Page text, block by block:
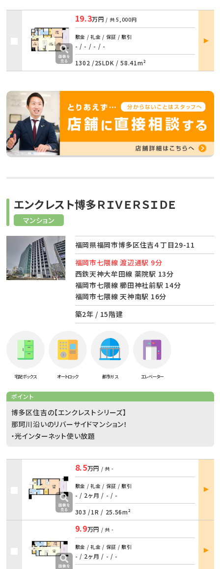
19.3万円 / 共5,000円
敷金 / 礼金 / 保証 / 敷引
- / - / - / -
1302 /2SLDK /58.41m²
部屋
詳細
マンション
エンクレスト博多ＲＩＶＥＲＳＩＤＥ
福岡県福岡市博多区住吉４丁目29-11
福岡市七隈線 渡辺通駅 9分
西鉄天神大牟田線 薬院駅 13分
福岡市七隈線 櫛田神社前駅 14分
福岡市七隈線 天神南駅 16分
築2年 / 15階建
宅配ボックス オートロック 都市ガス エレベーター
ポイント
博多区住吉の【エンクレストシリーズ】
那珂川沿いのリバーサイドマンション！
・光インターネット使い放題
8.5万円 / 共 -
敷金 / 礼金 / 保証 / 敷引
- / 2ヶ月 / - / -
303 /1R / 25.56m²
部屋
詳細
9.9万円 / 共 -
敷金 / 礼金 / 保証 / 敷引
- / 2ヶ月 / - / -
部屋
詳細